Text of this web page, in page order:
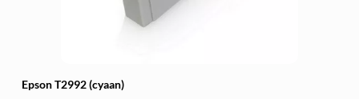
Epson T2992 (cyaan)